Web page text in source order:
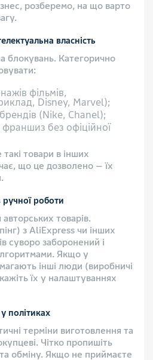
розберемо, на що варто
власність
блокувань. Категорично
фільмів,
Disney, Marvel);
(Nike, Chanel);
без офіційної
товари в інших
що це дозволено — їх
ручної роботи
товарів.
з AliExpress чи інших
суворо заборонений і
Якщо у
інші люди (виробничі
їх у налаштуваннях
політиках
терміни виготовлення та
Чітко пропишіть
обміну. Якщо не приймаєте